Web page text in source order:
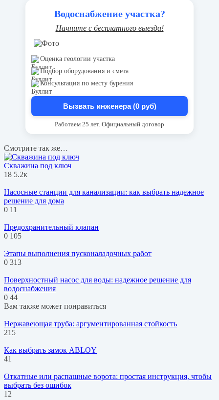
Водоснабжение участка?
Начните с бесплатного выезда!
Оценка геологии участка
Подбор оборудования и смета
Консультация по месту бурения
Вызвать инженера (0 руб)
Работаем 25 лет. Официальный договор
Смотрите так же…
Скважина под ключ
18 5.2к
Насосные станции для канализации: как выбрать надежное
решение для дома
0 11
Предохранительный клапан
0 105
Этапы выполнения пусконаладочных работ
0 313
Поверхностный насос для воды: надежное решение для
водоснабжения
0 44
Вам также может понравиться
Нержавеющая труба: аргументированная стойкость
215
Как выбрать замок ABLOY
41
Откатные или распашные ворота: простая инструкция, чтобы
выбрать без ошибок
12